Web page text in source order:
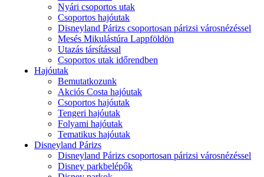
Nyári csoportos utak
Csoportos hajóutak
Disneyland Párizs csoportosan párizsi városnézéssel
Mesés Mikulástúra Lappföldön
Utazás társítással
Csoportos utak időrendben
Hajóutak
Bemutatkozunk
Akciós Costa hajóutak
Csoportos hajóutak
Tengeri hajóutak
Folyami hajóutak
Tematikus hajóutak
Disneyland Párizs
Disneyland Párizs csoportosan párizsi városnézéssel
Disney parkbelépők